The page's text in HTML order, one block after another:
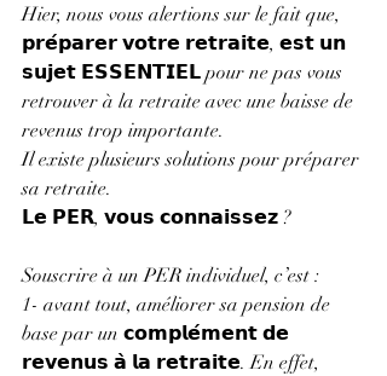
Hier, nous vous alertions sur le fait que,
𝗽𝗿𝗲́𝗽𝗮𝗿𝗲𝗿 𝘃𝗼𝘁𝗿𝗲 𝗿𝗲𝘁𝗿𝗮𝗶𝘁𝗲, 𝗲𝘀𝘁 𝘂𝗻
𝘀𝘂𝗷𝗲𝘁 𝗘𝗦𝗦𝗘𝗡𝗧𝗜𝗘𝗟 pour ne pas vous
retrouver à la retraite avec une baisse de
revenus trop importante.
Il existe plusieurs solutions pour préparer
sa retraite.
𝗟𝗲 𝗣𝗘𝗥, 𝘃𝗼𝘂𝘀 𝗰𝗼𝗻𝗻𝗮𝗶𝘀𝘀𝗲𝘇 ?
Souscrire à un PER individuel, c’est :
1- avant tout, améliorer sa pension de
base par un 𝗰𝗼𝗺𝗽𝗹𝗲́𝗺𝗲𝗻𝘁 𝗱𝗲
𝗿𝗲𝘃𝗲𝗻𝘂𝘀 𝗮̀ 𝗹𝗮 𝗿𝗲𝘁𝗿𝗮𝗶𝘁𝗲. En effet,